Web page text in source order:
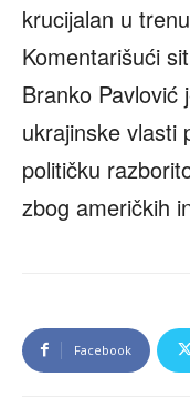
krucijalan u
Komentarišući
Branko Pavlović
ukrajinske vlasti
političku
zbog američkih
Facebook